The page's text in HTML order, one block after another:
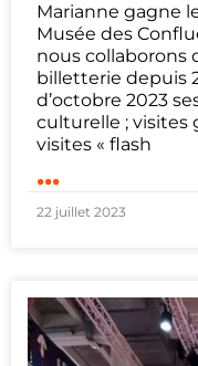
Marianne gagne
Musée des
nous collaborons
billetterie depuis
d’octobre 2023
culturelle ; visites
visites « flash
...
22 juillet 2023